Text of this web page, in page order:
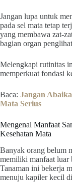
Jangan lupa untuk
pada sel mata tetap
yang membawa zat-
bagian organ
Melengkapi rutinitas
memperkuat fondasi
Baca: Jangan
Mata Serius
Mengenal Manfaat
Kesehatan Mata
Banyak orang belum
memiliki manfaat luar
Tanaman ini bekerja
menuju kapiler kecil